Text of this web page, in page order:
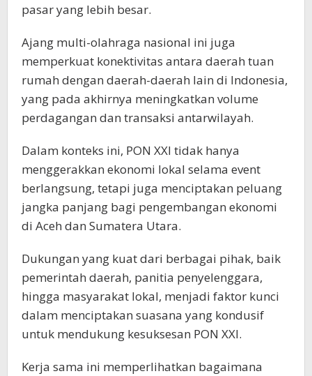
pasar yang lebih besar.
Ajang multi-olahraga nasional ini juga
memperkuat konektivitas antara daerah tuan
rumah dengan daerah-daerah lain di Indonesia,
yang pada akhirnya meningkatkan volume
perdagangan dan transaksi antarwilayah.
Dalam konteks ini, PON XXI tidak hanya
menggerakkan ekonomi lokal selama event
berlangsung, tetapi juga menciptakan peluang
jangka panjang bagi pengembangan ekonomi
di Aceh dan Sumatera Utara.
Dukungan yang kuat dari berbagai pihak, baik
pemerintah daerah, panitia penyelenggara,
hingga masyarakat lokal, menjadi faktor kunci
dalam menciptakan suasana yang kondusif
untuk mendukung kesuksesan PON XXI.
Kerja sama ini memperlihatkan bagaimana